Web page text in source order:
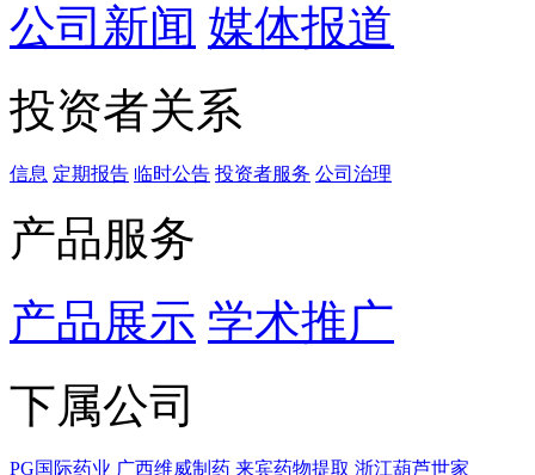
公司新闻 媒体报道
投资者关系
信息 定期报告 临时公告 投资者服务 公司治理
产品服务
产品展示 学术推广
下属公司
PG国际药业 广西维威制药 来宾药物提取 浙江葫芦世家